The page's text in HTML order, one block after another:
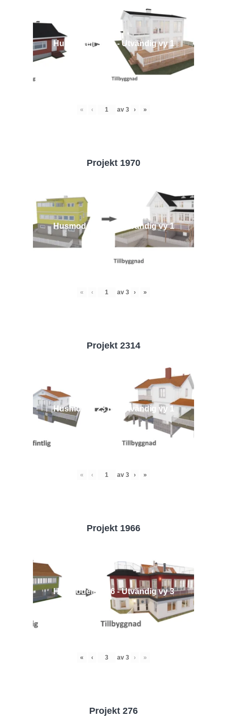
Husmodell 3104 - Utvändig vy 1
« ‹ av 3 › »
Projekt 1970
Husmodell 1970 - Utvändig vy 1
« ‹ av 3 › »
Projekt 2314
Husmodell 2314 - Utvändig vy 1
« ‹ av 3 › »
Projekt 1966
Husmodell 1966 - Utvändig vy 3
« ‹ av 3 › »
Projekt 276